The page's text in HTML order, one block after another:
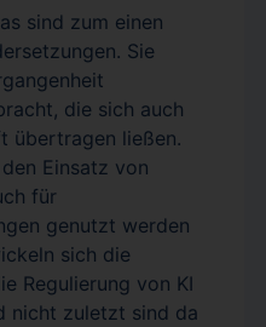
sind zum einen
Sie
die sich auch
übertragen ließen.
Einsatz von
für
genutzt werden
sich die
Regulierung von KI
nicht zuletzt sind da